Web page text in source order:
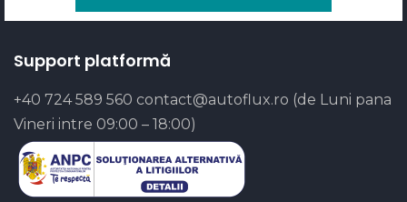
Support platformă
+40 724 589 560 contact@autoflux.ro (de Luni pana
Vineri intre 09:00 – 18:00)